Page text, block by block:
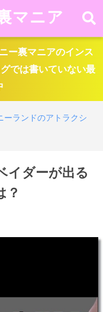
マニア
ー裏マニアのインス
では書いていない最
ーランドのアトラクシ
イダーが出る
？